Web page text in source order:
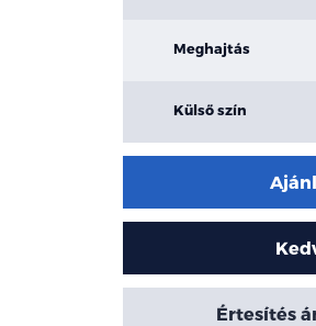
Meghajtás
Külső szín
Értesítés